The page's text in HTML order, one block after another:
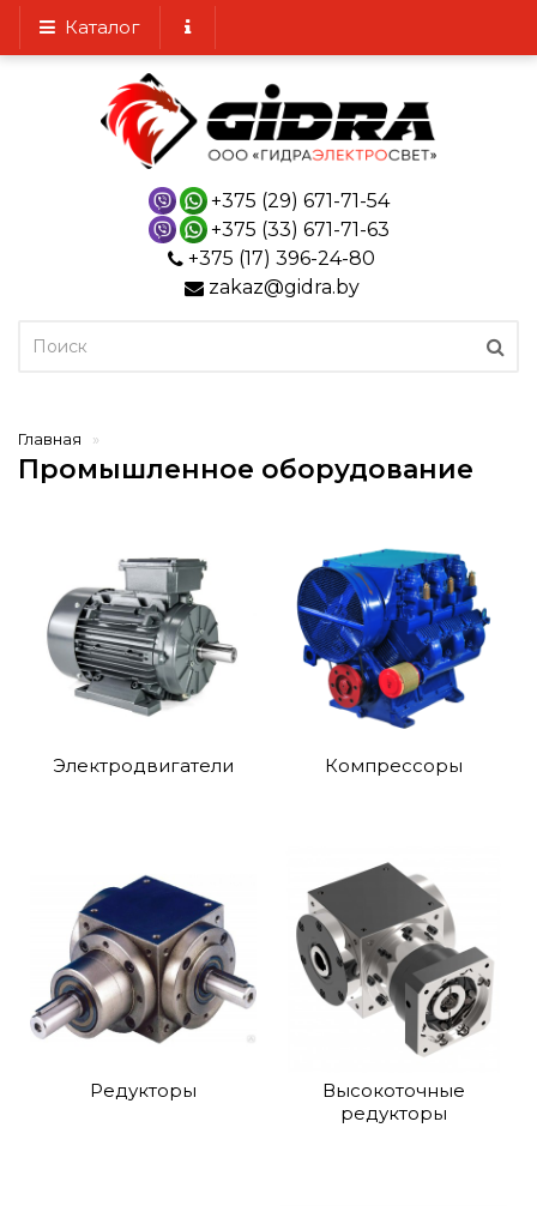
Каталог
+375 (29) 671-71-54
+375 (33) 671-71-63
+375 (17) 396-24-80
zakaz@gidra.by
Главная
Промышленное оборудование
Электродвигатели Компрессоры
Редукторы
Высокоточные
редукторы